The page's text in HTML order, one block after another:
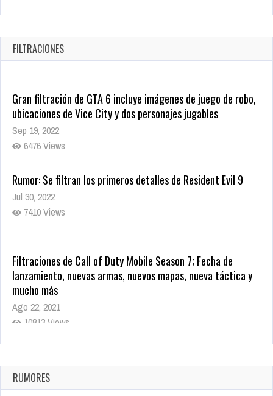
Warner Bros. lleva a las tiendas digitales su racha de
Oct 17, 2025
1429 Views
FILTRACIONES
Gran filtración de GTA 6 incluye imágenes de juego de robo,
ubicaciones de Vice City y dos personajes jugables
Sep 19, 2022
6476 Views
Rumor: Se filtran los primeros detalles de Resident Evil 9
Jul 30, 2022
7410 Views
Filtraciones de Call of Duty Mobile Season 7; Fecha de
lanzamiento, nuevas armas, nuevos mapas, nueva táctica y
mucho más
Ago 22, 2021
10813 Views
La configuración de Call of Duty 2021 aparentemente ya fue
Ago 8, 2021
9995 Views
RUMORES